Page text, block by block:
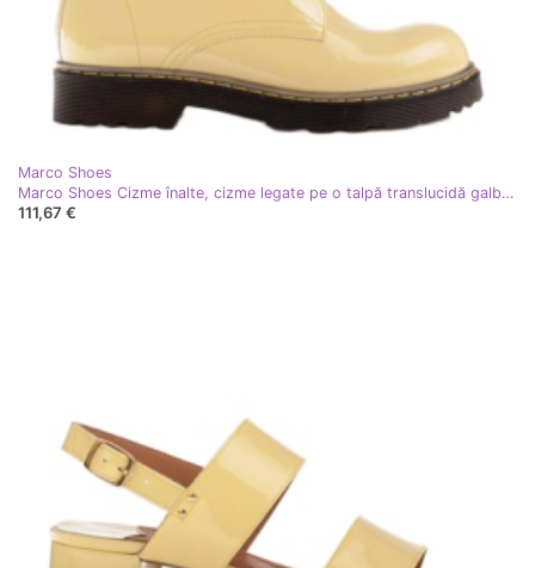
Marco Shoes
Marco Shoes Cizme înalte, cizme legate pe o talpă translucidă galben
111,67 €